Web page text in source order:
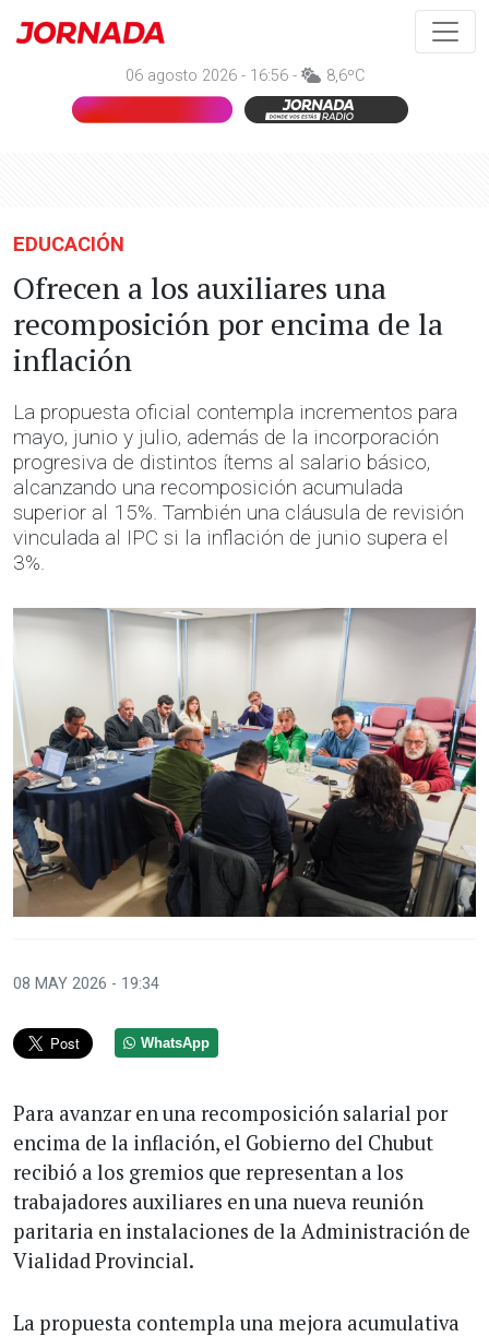
06 agosto 2026 - 16:56 - 8,6ºC
EDUCACIÓN
Ofrecen a los auxiliares una
recomposición por encima de la
inflación
La propuesta oficial contempla incrementos para
mayo, junio y julio, además de la incorporación
progresiva de distintos ítems al salario básico,
alcanzando una recomposición acumulada
superior al 15%. También una cláusula de revisión
vinculada al IPC si la inflación de junio supera el
3%.
08 MAY 2026 - 19:34
WhatsApp
Para avanzar en una recomposición salarial por
encima de la inflación, el Gobierno del Chubut
recibió a los gremios que representan a los
trabajadores auxiliares en una nueva reunión
paritaria en instalaciones de la Administración de
Vialidad Provincial.
La propuesta contempla una mejora acumulativa